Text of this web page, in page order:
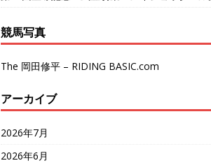
競馬写真
The 岡田修平 – RIDING BASIC.com
アーカイブ
2026年7月
2026年6月